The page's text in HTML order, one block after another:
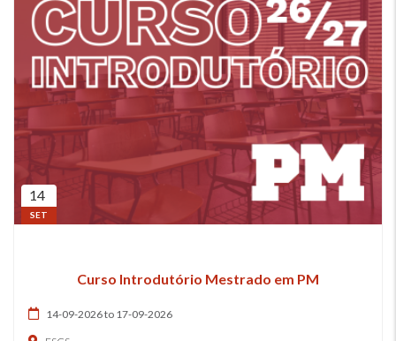
14
SET
Curso Introdutório Mestrado em PM
14-09-2026 to 17-09-2026